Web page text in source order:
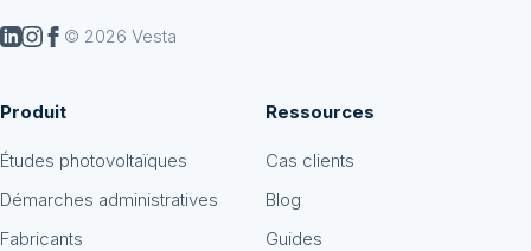
© 2026 Vesta
Produit
Études photovoltaïques
Démarches administratives
Fabricants
Ressources
Cas clients
Blog
Guides